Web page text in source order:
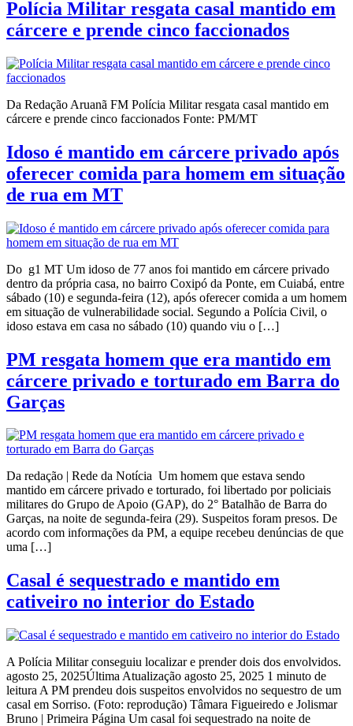
Polícia Militar resgata casal mantido em
cárcere e prende cinco faccionados
Da Redação Aruanã FM Polícia Militar resgata casal mantido em
cárcere e prende cinco faccionados Fonte: PM/MT
Idoso é mantido em cárcere privado após
oferecer comida para homem em situação
de rua em MT
Do g1 MT Um idoso de 77 anos foi mantido em cárcere privado
dentro da própria casa, no bairro Coxipó da Ponte, em Cuiabá, entre
sábado (10) e segunda-feira (12), após oferecer comida a um homem
em situação de vulnerabilidade social. Segundo a Polícia Civil, o
idoso estava em casa no sábado (10) quando viu o […]
PM resgata homem que era mantido em
cárcere privado e torturado em Barra do
Garças
Da redação | Rede da Notícia Um homem que estava sendo
mantido em cárcere privado e torturado, foi libertado por policiais
militares do Grupo de Apoio (GAP), do 2° Batalhão de Barra do
Garças, na noite de segunda-feira (29). Suspeitos foram presos. De
acordo com informações da PM, a equipe recebeu denúncias de que
uma […]
Casal é sequestrado e mantido em
cativeiro no interior do Estado
A Polícia Militar conseguiu localizar e prender dois dos envolvidos.
agosto 25, 2025Última Atualização agosto 25, 2025 1 minuto de
leitura A PM prendeu dois suspeitos envolvidos no sequestro de um
casal em Sorriso. (Foto: reprodução) Tâmara Figueiredo e Jolismar
Bruno | Primeira Página Um casal foi sequestrado na noite de